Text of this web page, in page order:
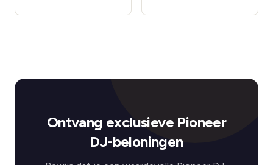
Ontvang exclusieve Pioneer
DJ-beloningen